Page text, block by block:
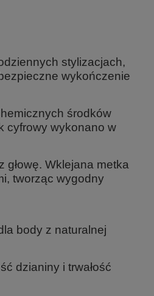
stylizacjach,
wykończenie
środków
cyfrowy wykonano w
głowę. Wklejana metka
tworząc wygodny
body z naturalnej
dzianiny i trwałość